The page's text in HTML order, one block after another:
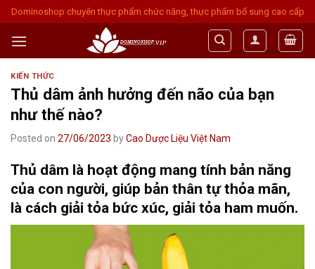
Skip
to
content
Dominoshop chuyên thực phẩm chức năng, thực phẩm bổ sung cao cấp
KIẾN THỨC
Thủ dâm ảnh hưởng đến não của bạn
như thế nào?
Posted on 27/06/2023 byCao Dược Liệu Việt Nam
Thủ dâm là hoạt động mang tính bản năng
của con người, giúp bản thân tự thỏa mãn,
là cách giải tỏa bức xúc, giải tỏa ham muốn.